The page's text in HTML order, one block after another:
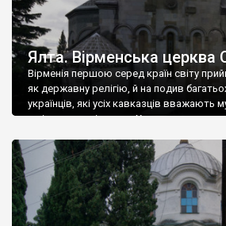
Ялта. Вірменська церква
Вірменія першою серед країн світу
як державну релігію, й на подив
українців, які усіх кавказців вважають
є відданими вірянами Христа